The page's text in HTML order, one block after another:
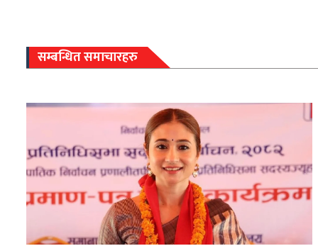
सम्बन्धित समाचारहरु